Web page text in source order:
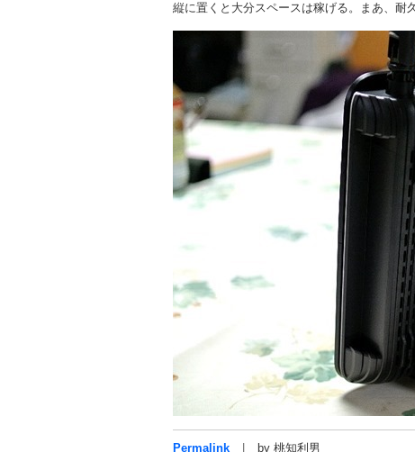
縦に置くと大分スペースは稼げる。まあ、耐
Permalink by 桃知利男